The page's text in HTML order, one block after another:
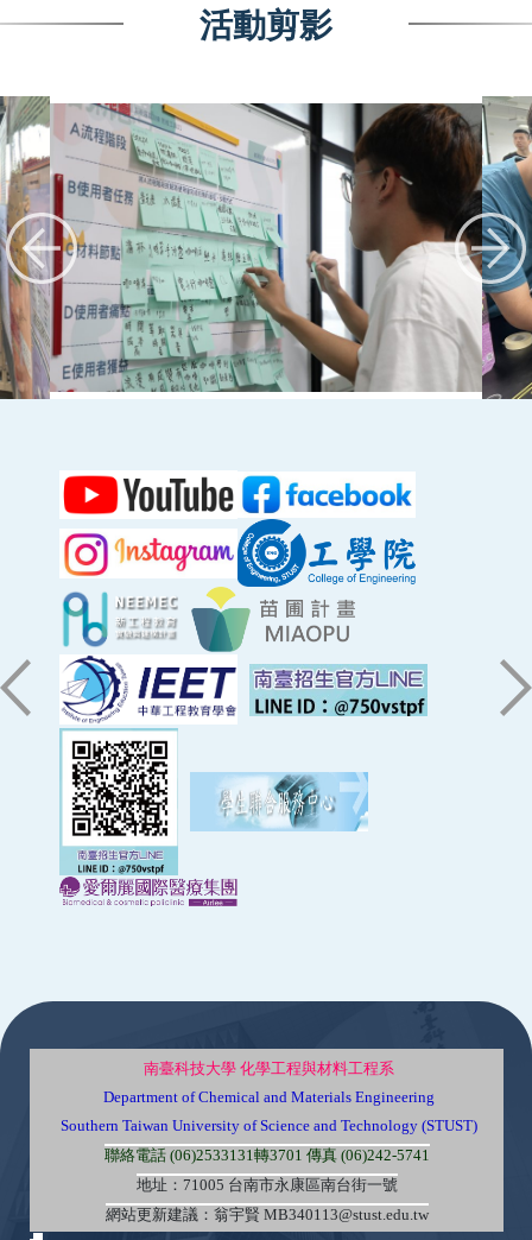
活動剪影
南臺科技大學 化學工程與材料工程系
Department of Chemical and Materials Engineering
Southern Taiwan University of Science and Technology (STUST)
聯絡電話 (06)2533131轉3701 傳真 (06)242-5741
地址：71005 台南市永康區南台街一號
網站更新建議：翁宇賢 MB340113@stust.edu.tw